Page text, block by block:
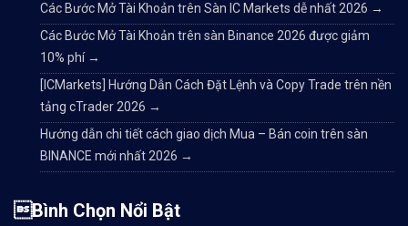
Các Bước Mở Tài Khoản trên Sàn IC Markets dễ nhất 2026 →
Các Bước Mở Tài Khoản trên sàn Binance 2026 được giảm
10% phí →
[ICMarkets] Hướng Dẫn Cách Đặt Lệnh và Copy Trade trên nền
tảng cTrader 2026 →
Hướng dẫn chi tiết cách giao dịch Mua – Bán coin trên sàn
BINANCE mới nhất 2026 →
Bình Chọn Nổi Bật